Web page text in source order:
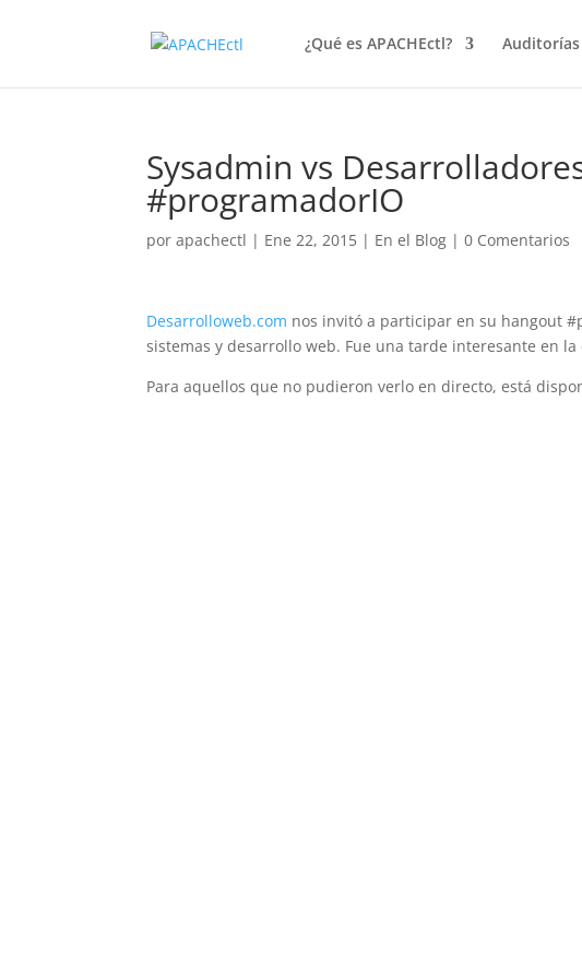
¿Qué es APACHEctl? Auditorías
Sysadmin vs
#programadorIO
porapachectl | Ene 22, 2015 | En el Blog |0 Comentarios
Desarrolloweb.com nos invitó a participar en su hangout
sistemas y desarrollo web. Fue una tarde interesante en
Para aquellos que no pudieron verlo en directo, está